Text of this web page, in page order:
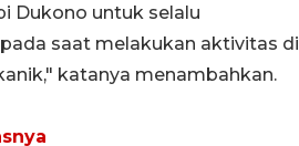
Dukono untuk selalu
saat melakukan aktivitas di
katanya menambahkan.